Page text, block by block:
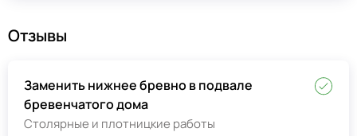
Отзывы
Заменить нижнее бревно в подвале
бревенчатого дома
Столярные и плотницкие работы